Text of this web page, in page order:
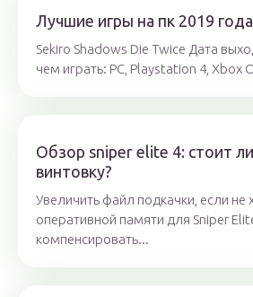
Лучшие игры на пк 2019 года
Sekiro Shadows Die Twice Дата
чем играть: PC, Playstation 4, Xbox
Обзор sniper elite 4: стоит
винтовку?
Увеличить файл подкачки, если не
оперативной памяти для Sniper
компенсировать...